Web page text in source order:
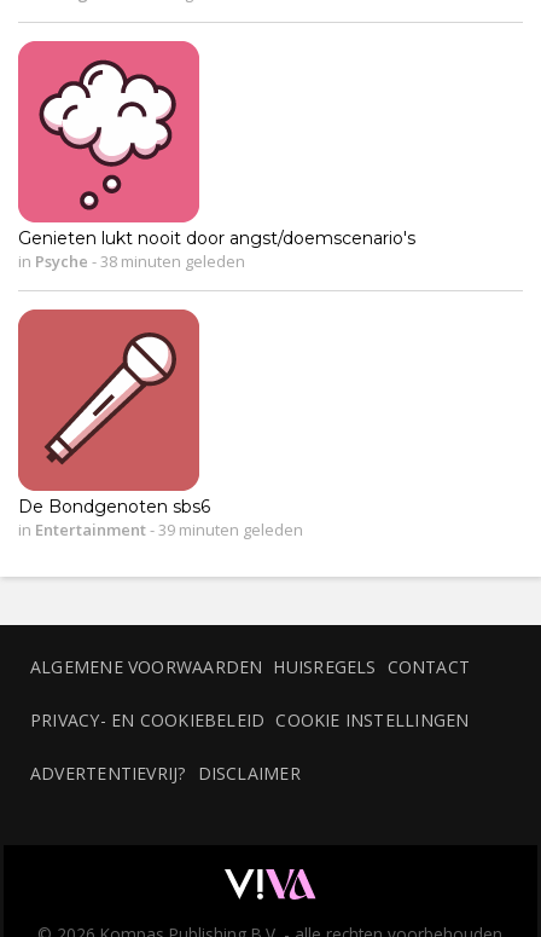
Genieten lukt nooit door angst/doemscenario's
in Psyche - 38 minuten geleden
De Bondgenoten sbs6
in Entertainment- 39 minuten geleden
ALGEMENE VOORWAARDEN HUISREGELS CONTACT
PRIVACY- EN COOKIEBELEID COOKIE INSTELLINGEN
ADVERTENTIEVRIJ? DISCLAIMER